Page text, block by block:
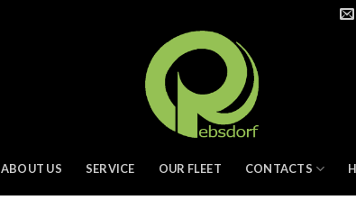
ABOUT US SERVICE OUR FLEET CONTACTS